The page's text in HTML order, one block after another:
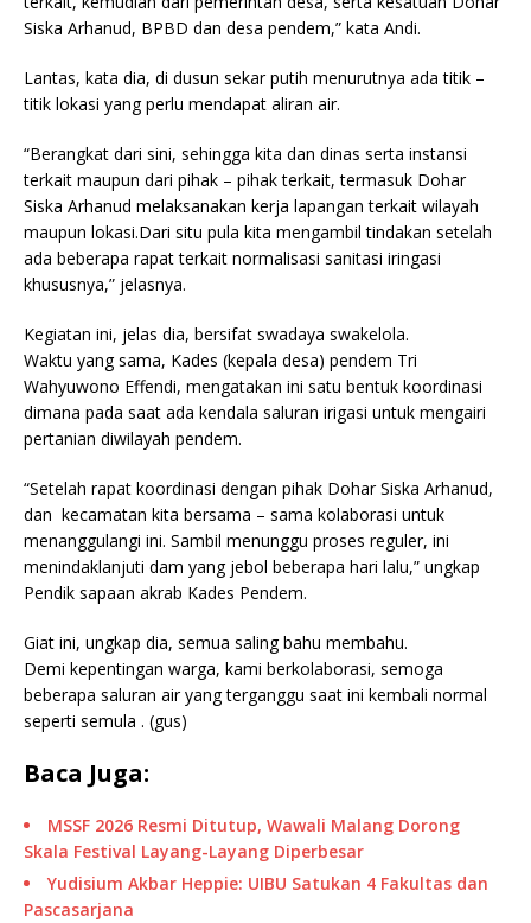
Siska Arhanud, BPBD dan desa pendem,” kata Andi.
Lantas, kata dia, di dusun sekar putih menurutnya ada titik –
titik lokasi yang perlu mendapat aliran air.
“Berangkat dari sini, sehingga kita dan dinas serta instansi
terkait maupun dari pihak – pihak terkait, termasuk Dohar
Siska Arhanud melaksanakan kerja lapangan terkait wilayah
maupun lokasi.Dari situ pula kita mengambil tindakan setelah
ada beberapa rapat terkait normalisasi sanitasi iringasi
khususnya,” jelasnya.
Kegiatan ini, jelas dia, bersifat swadaya swakelola.
Waktu yang sama, Kades (kepala desa) pendem Tri
Wahyuwono Effendi, mengatakan ini satu bentuk koordinasi
dimana pada saat ada kendala saluran irigasi untuk mengairi
pertanian diwilayah pendem.
“Setelah rapat koordinasi dengan pihak Dohar Siska Arhanud,
dan kecamatan kita bersama – sama kolaborasi untuk
menanggulangi ini. Sambil menunggu proses reguler, ini
menindaklanjuti dam yang jebol beberapa hari lalu,” ungkap
Pendik sapaan akrab Kades Pendem.
Giat ini, ungkap dia, semua saling bahu membahu.
Demi kepentingan warga, kami berkolaborasi, semoga
beberapa saluran air yang terganggu saat ini kembali normal
seperti semula . (gus)
Baca Juga:
MSSF 2026 Resmi Ditutup, Wawali Malang Dorong
Skala Festival Layang-Layang Diperbesar
Yudisium Akbar Heppie: UIBU Satukan 4 Fakultas dan
Pascasarjana